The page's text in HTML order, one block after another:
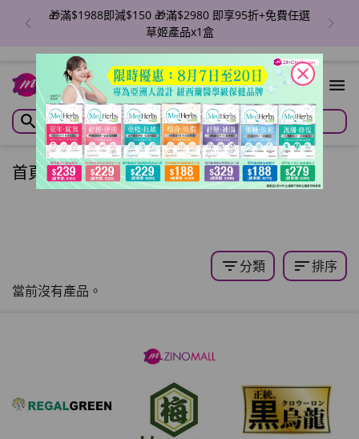
🎁滿$1988即減$150 🎁滿$2980 即享95折+免費任選
草姬產品x1盒
首頁/全站商品/
filter_list分類 sort排序
當前沒有產品。
close